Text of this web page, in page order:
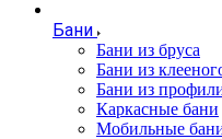
Бани
Бани из бруса
Бани из
Бани из
Каркасные бани
Мобильные